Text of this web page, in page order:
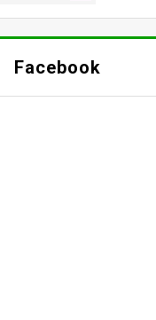
Facebook